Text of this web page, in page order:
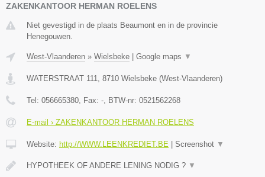
ZAKENKANTOOR HERMAN ROELENS
Niet gevestigd in de plaats Beaumont en in de provincie
Henegouwen.
West-Vlaanderen » Wielsbeke Google maps ▼
WATERSTRAAT 111 8710 Wielsbeke (West-Vlaanderen)
Tel: 056665380 , Fax: - , BTW-nr: 0521562268
E-mail › ZAKENKANTOOR HERMAN ROELENS
Website: http://WWW.LEENKREDIET.BE Screenshot ▼
HYPOTHEEK OF ANDERE LENING NODIG ? ▼